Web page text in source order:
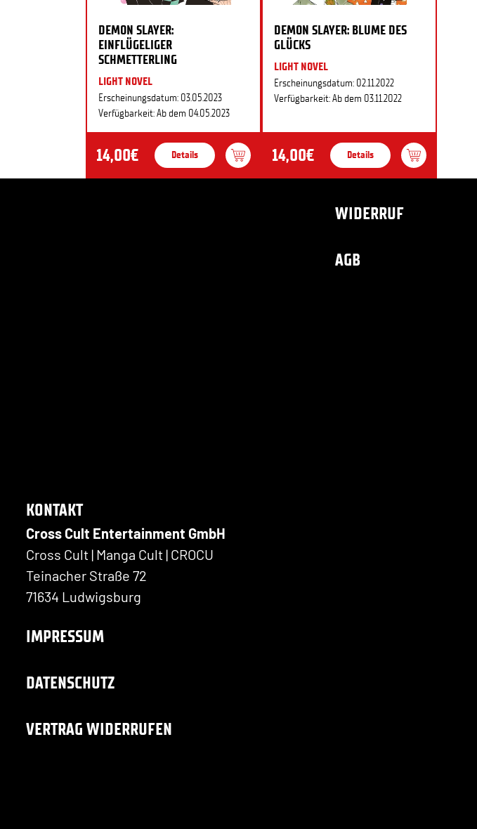
DEMON SLAYER:
EINFLÜGELIGER
SCHMETTERLING
LIGHT NOVEL
Erscheinungsdatum: 03.05.2023
Verfügbarkeit: Ab dem 04.05.2023
14,00€ Details
DEMON SLAYER: BLUME DES
GLÜCKS
LIGHT NOVEL
Erscheinungsdatum: 02.11.2022
Verfügbarkeit: Ab dem 03.11.2022
14,00€ Details
WIDERRUF
AGB
KONTAKT
Cross Cult Entertainment GmbH
Cross Cult | Manga Cult | CROCU
Teinacher Straße 72
71634 Ludwigsburg
IMPRESSUM
DATENSCHUTZ
VERTRAG WIDERRUFEN